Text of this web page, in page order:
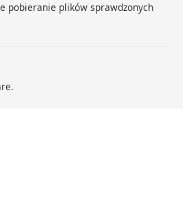
pobieranie plików sprawdzonych